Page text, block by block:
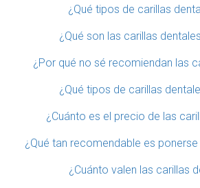
¿Qué tipos de carillas
¿Qué son las carillas
¿Por qué no sé recomiendan las
¿Qué tipos de carillas
¿Cuánto es el precio de las
¿Qué tan recomendable es
¿Cuánto valen las carillas